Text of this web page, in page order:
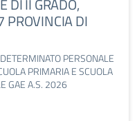
DI II GRADO,
PROVINCIA DI
PERSONALE
PRIMARIA E SCUOLA
GAE A.S. 2026